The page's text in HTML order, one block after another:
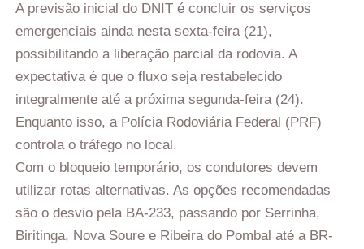
A previsão inicial do DNIT é concluir os serviços
emergenciais ainda nesta sexta-feira (21),
possibilitando a liberação parcial da rodovia. A
expectativa é que o fluxo seja restabelecido
integralmente até a próxima segunda-feira (24).
Enquanto isso, a Polícia Rodoviária Federal (PRF)
controla o tráfego no local.
Com o bloqueio temporário, os condutores devem
utilizar rotas alternativas. As opções recomendadas
são o desvio pela BA-233, passando por Serrinha,
Biritinga, Nova Soure e Ribeira do Pombal até a BR-